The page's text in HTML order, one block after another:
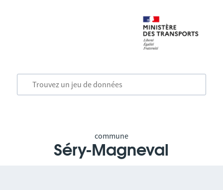
commune
Séry-Magneval